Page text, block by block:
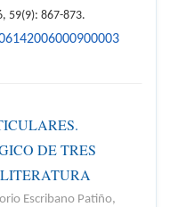
59(9): 867-873.
DE TRES
Escribano Patiño,